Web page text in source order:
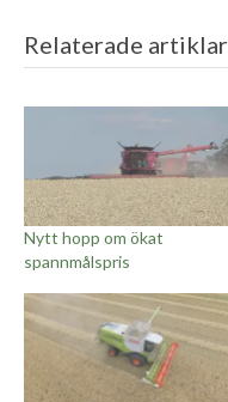
Relaterade artiklar
Nytt hopp om ökat
spannmålspris